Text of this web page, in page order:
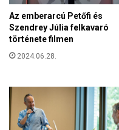
c
i
á
l
é
r
k
e
t
a
g
d
e
r
Az emberarcú Petőfi és
Szendrey Júlia felkavaró
története filmen
2024.06.28.